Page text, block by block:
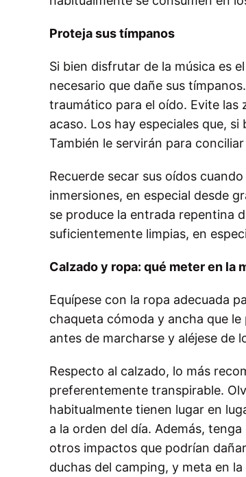
Proteja sus tímpanos
Si bien disfrutar de la música es
necesario que dañe sus
traumático para el oído. Evite las
acaso. Los hay especiales que,
También le servirán para
Recuerde secar sus oídos
inmersiones, en especial desde
se produce la entrada repentina
suficientemente limpias, en
Calzado y ropa: qué meter en la
Equípese con la ropa adecuada
chaqueta cómoda y ancha que
antes de marcharse y aléjese de
Respecto al calzado, lo más
preferentemente transpirable.
habitualmente tienen lugar en
a la orden del día. Además,
otros impactos que podrían
duchas del camping, y meta en